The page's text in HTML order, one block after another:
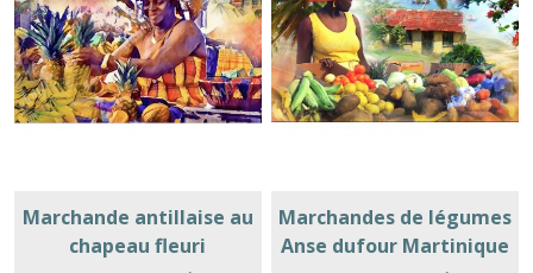
Marchande antillaise au
chapeau fleuri
Marchandes de légumes
Anse dufour Martinique